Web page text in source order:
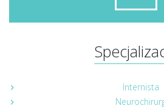
Internista